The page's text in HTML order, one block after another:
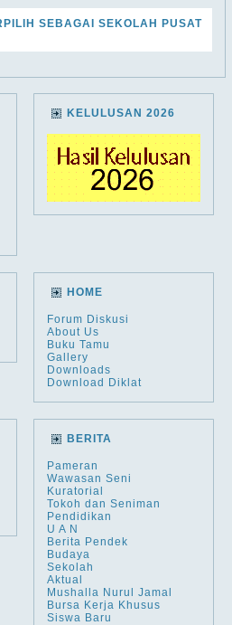
SEBAGAI SEKOLAH PUSAT
KELULUSAN 2026
HOME
Forum Diskusi
About Us
Buku Tamu
Gallery
Downloads
Download Diklat
BERITA
Pameran
Wawasan Seni
Kuratorial
Tokoh dan Seniman
Pendidikan
U A N
Berita Pendek
Budaya
Sekolah
Aktual
Mushalla Nurul Jamal
Bursa Kerja Khusus
Siswa Baru